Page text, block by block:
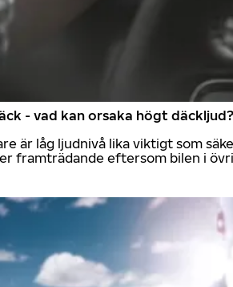
- vad kan orsaka högt däckljud?
är låg ljudnivå lika viktigt som
framträdande eftersom bilen i